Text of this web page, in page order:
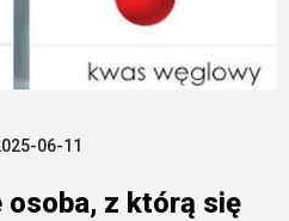
06-11
osoba, z którą się